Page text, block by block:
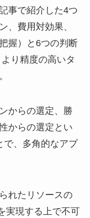
事で紹介した4つ
、費用対効果、
握）と6つの判断
り精度の高いタ
からの選定、勝
からの選定とい
で、多角的なアプ
れたリソースの
実現する上で不可